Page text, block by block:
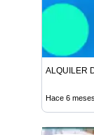
ALQUILER
Hace 6 meses